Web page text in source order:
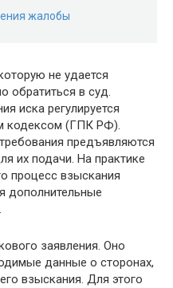
жалобы
не удается
обратиться в суд.
иска регулируется
кодексом (ГПК РФ).
предъявляются
их подачи. На практике
процесс взыскания
дополнительные
заявления. Оно
данные о сторонах,
взыскания. Для этого